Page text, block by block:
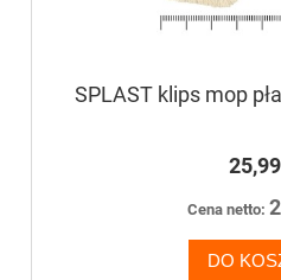
SPLAST klips mop
Cena netto:
DO